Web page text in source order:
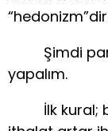
Şimdi para
yapalım.
İlk kural;